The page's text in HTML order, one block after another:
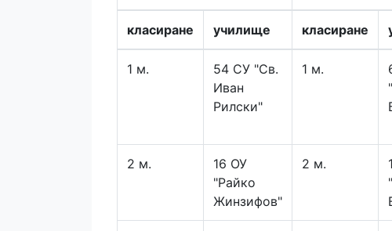
класиране училище класиране
1 м.
54 СУ "Св.
Иван
Рилски"
1 м.
2 м.
16 ОУ
"Райко
Жинзифов"
2 м.